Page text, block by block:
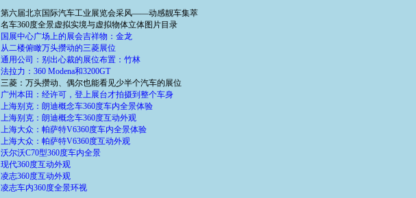
第六届北京国际汽车工业展览会采风——动感靓车集萃
名车360度全景虚拟实境与虚拟物体立体图片目录
国展中心广场上的展会吉祥物：金龙
从二楼俯瞰万头攒动的三菱展位
通用公司：别出心裁的展位布置：竹林
法拉力：360 Modena和3200GT
三菱：万头攒动、偶尔也能看见少半个汽车的展位
广州本田：经许可，登上展台才拍摄到整个车身
上海别克：朗迪概念车360度车内全景体验
上海别克：朗迪概念车360度互动外观
上海大众：帕萨特V6360度车内全景体验
上海大众：帕萨特V6360度互动外观
沃尔沃C70型360度车内全景
现代360度互动外观
凌志360度互动外观
凌志车内360度全景环视